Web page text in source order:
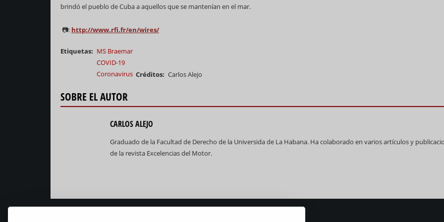
brindó el pueblo de Cuba a aquellos que se mantenían en el mar.
📷: http://www.rfi.fr/en/wires/
Etiquetas
MS Braemar
COVID-19
Coronavirus Créditos Carlos Alejo
SOBRE EL AUTOR
CARLOS ALEJO
Graduado de la Facultad de Derecho de la Universida de La Habana. Ha colaborado en varios artículos y
de la revista Excelencias del Motor.